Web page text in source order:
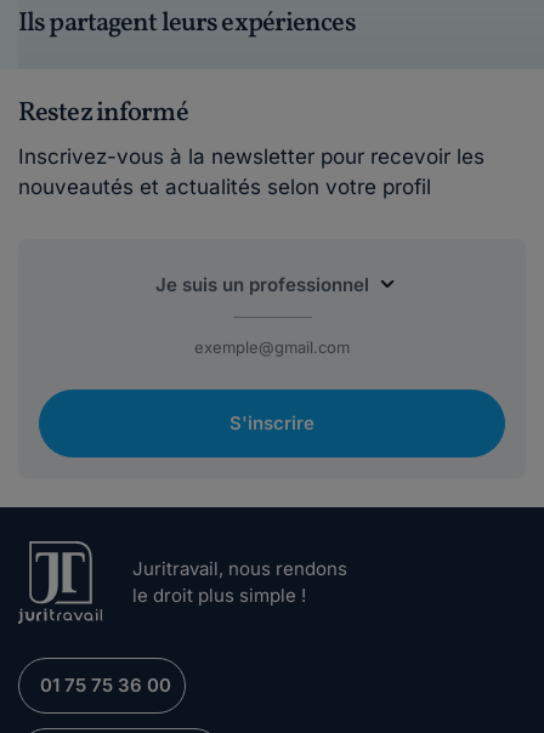
Ils partagent leurs expériences
Restez informé
Inscrivez-vous à la newsletter pour recevoir les
nouveautés et actualités selon votre profil
S'inscrire
Juritravail, nous rendons
le droit plus simple !
01 75 75 36 00